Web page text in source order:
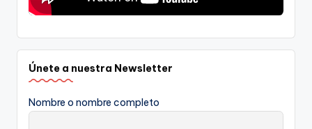
Únete a nuestra Newsletter
Nombre o nombre completo